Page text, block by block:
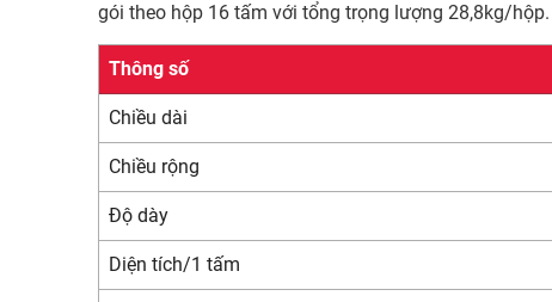
gói theo hộp 16 tấm với tổng trọng lượng 28,8kg/
Thông số
Chiều dài
Chiều rộng
Độ dày
Diện tích/1 tấm